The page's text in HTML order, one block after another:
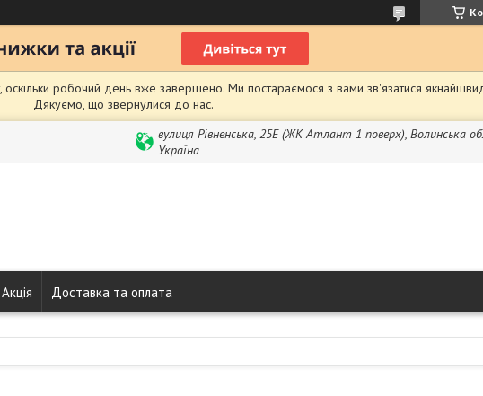
робочий день вже завершено. Ми постараємося з вами зв'язатися
Дякуємо, що звернулися до нас.
вулиця Рівненська, 25Е (ЖК Атлант 1 поверх), Волинська
Україна
Акція Доставка та оплата